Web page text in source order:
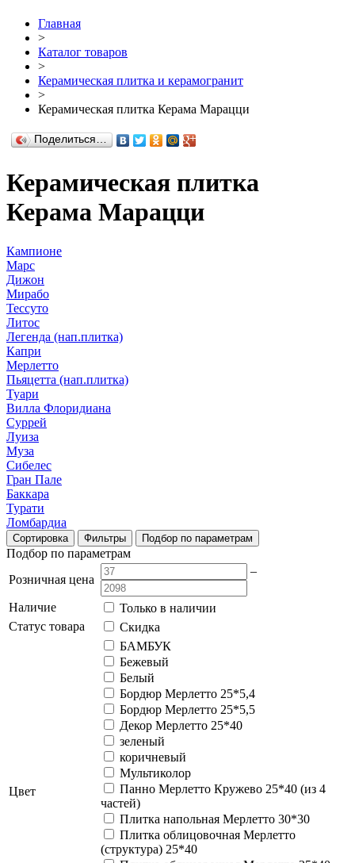
Главная
>
Каталог товаров
>
Керамическая плитка и керамогранит
>
Керамическая плитка Керама Марацци
Поделиться…
Керамическая плитка
Керама Марацци
Кампионе
Марс
Дижон
Мирабо
Тессуто
Литос
Легенда (нап.плитка)
Капри
Мерлетто
Пьяцетта (нап.плитка)
Туари
Вилла Флоридиана
Суррей
Луиза
Муза
Сибелес
Гран Пале
Баккара
Турати
Ломбардиа
Сортировка Фильтры Подбор по параметрам
Подбор по параметрам
Розничная цена
–
Наличие
Только в наличии
Статус товара
Скидка
Цвет
БАМБУК
Бежевый
Белый
Бордюр Мерлетто 25*5,4
Бордюр Мерлетто 25*5,5
Декор Мерлетто 25*40
зеленый
коричневый
Мультиколор
Панно Мерлетто Кружево 25*40 (из 4
частей)
Плитка напольная Мерлетто 30*30
Плитка облицовочная Мерлетто
(структура) 25*40